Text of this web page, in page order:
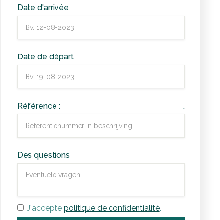
Date d'arrivée
Date de départ
Référence : .
Des questions
J'accepte politique de confidentialité.